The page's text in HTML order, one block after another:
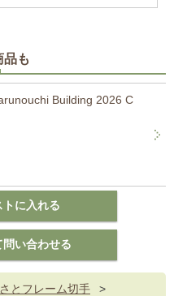
品も
Building 2026 C
とフレーム切手
>